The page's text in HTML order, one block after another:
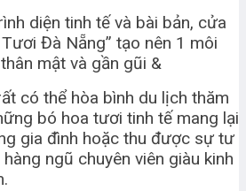
diện tinh tế và bài bản, cửa
Đà Nẵng” tạo nên 1 môi
mật và gần gũi &
có thể hòa bình du lịch thăm
bó hoa tươi tinh tế mang lại
gia đình hoặc thu được sự tư
ngũ chuyên viên giàu kinh